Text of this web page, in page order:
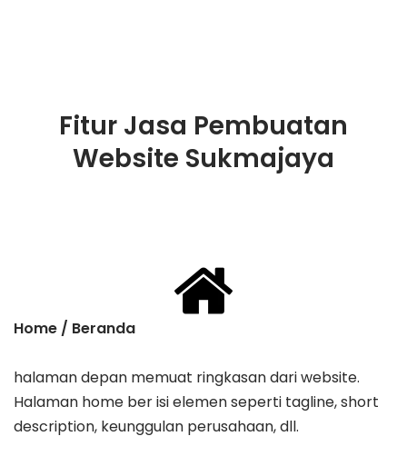
Fitur Jasa Pembuatan
Website Sukmajaya
Home / Beranda
halaman depan memuat ringkasan dari website.
Halaman home ber isi elemen seperti tagline, ​short
description, keunggulan perusahaan, dll.